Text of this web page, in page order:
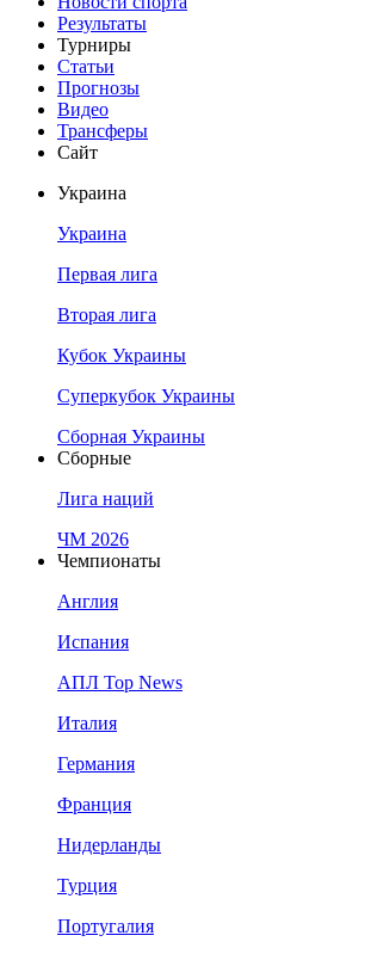
Результаты
Турниры
Статьи
Прогнозы
Видео
Трансферы
Сайт
Украина
Украина
Первая лига
Вторая лига
Кубок Украины
Суперкубок Украины
Сборная Украины
Сборные
Лига наций
ЧМ 2026
Чемпионаты
Англия
Испания
АПЛ Top News
Италия
Германия
Франция
Нидерланды
Турция
Португалия